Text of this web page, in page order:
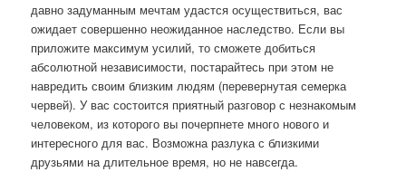
давно задуманным мечтам удастся осуществиться, вас
ожидает совершенно неожиданное наследство. Если вы
приложите максимум усилий, то сможете добиться
абсолютной независимости, постарайтесь при этом не
навредить своим близким людям (перевернутая семерка
червей). У вас состоится приятный разговор с незнакомым
человеком, из которого вы почерпнете много нового и
интересного для вас. Возможна разлука с близкими
друзьями на длительное время, но не навсегда.